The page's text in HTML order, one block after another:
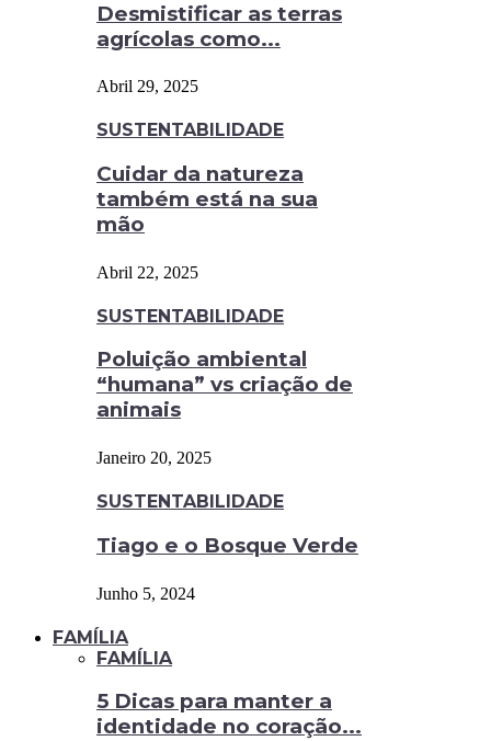
Desmistificar as terras
agrícolas como...
Abril 29, 2025
SUSTENTABILIDADE
Cuidar da natureza
também está na sua
mão
Abril 22, 2025
SUSTENTABILIDADE
Poluição ambiental
“humana” vs criação de
animais
Janeiro 20, 2025
SUSTENTABILIDADE
Tiago e o Bosque Verde
Junho 5, 2024
FAMÍLIA
FAMÍLIA
5 Dicas para manter a
identidade no coração...